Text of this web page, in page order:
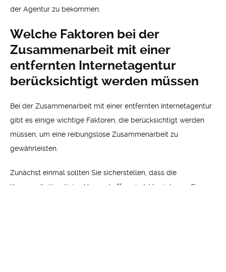
der Agentur zu bekommen.
Welche Faktoren bei der
Zusammenarbeit mit einer
entfernten Internetagentur
berücksichtigt werden müssen
Bei der Zusammenarbeit mit einer entfernten Internetagentur
gibt es einige wichtige Faktoren, die berücksichtigt werden
müssen, um eine reibungslose Zusammenarbeit zu
gewährleisten.
Zunächst einmal sollten Sie sicherstellen, dass die
Kommunikationslinien klar und offen sind. Vereinbaren Sie